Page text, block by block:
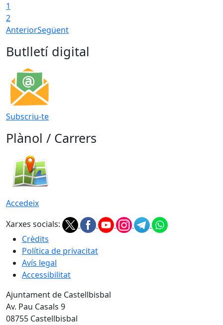
1
2
AnteriorSegüent
Butlletí digital
Subscriu-te
Plànol / Carrers
Accedeix
Xarxes socials:
Crèdits
Política de privacitat
Avís legal
Accessibilitat
Ajuntament de Castellbisbal
Av. Pau Casals 9
08755 Castellbisbal